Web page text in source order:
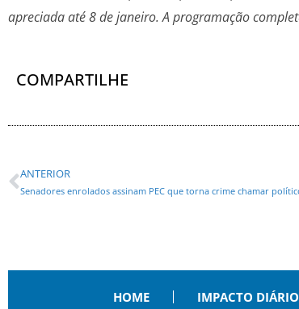
apreciada até 8 de janeiro. A programação
COMPARTILHE
ANTERIOR
Senadores enrolados assinam PEC que torna crime chamar
HOME IMPACTO DIÁRIO